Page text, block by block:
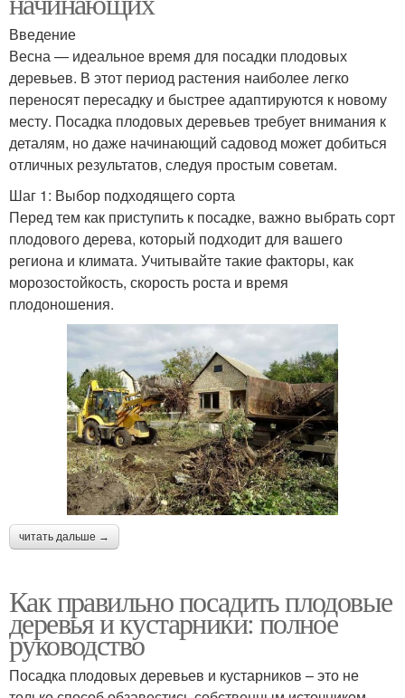
Введение
Весна — идеальное время для посадки плодовых
деревьев. В этот период растения наиболее легко
переносят пересадку и быстрее адаптируются к новому
месту. Посадка плодовых деревьев требует внимания к
деталям, но даже начинающий садовод может добиться
отличных результатов, следуя простым советам.
Шаг 1: Выбор подходящего сорта
Перед тем как приступить к посадке, важно выбрать сорт
плодового дерева, который подходит для вашего
региона и климата. Учитывайте такие факторы, как
морозостойкость, скорость роста и время
плодоношения.
читать дальше →
Как правильно посадить плодовые
деревья и кустарники: полное
руководство
Посадка плодовых деревьев и кустарников – это не